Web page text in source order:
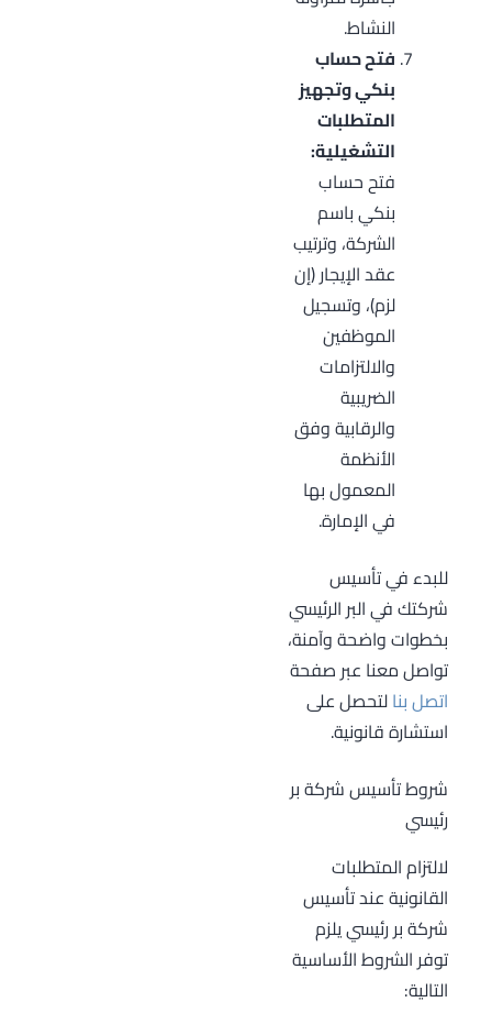
النشاط.
فتح حساب
بنكي وتجهيز
المتطلبات
التشغيلية:
فتح حساب
بنكي باسم
الشركة، وترتيب
عقد الإيجار (إن
لزم)، وتسجيل
الموظفين
والالتزامات
الضريبية
والرقابية وفق
الأنظمة
المعمول بها
في الإمارة.
للبدء في تأسيس
شركتك في البر الرئيسي
بخطوات واضحة وآمنة،
تواصل معنا عبر صفحة
اتصل بنالتحصل على
استشارة قانونية.
شروط تأسيس شركة بر
رئيسي
لالتزام المتطلبات
القانونية عند تأسيس
شركة بر رئيسي يلزم
توفر الشروط الأساسية
التالية: